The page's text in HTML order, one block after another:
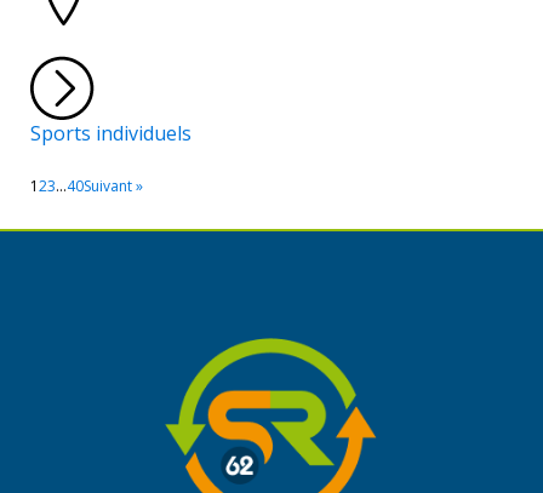
Sports individuels
123…40Suivant »